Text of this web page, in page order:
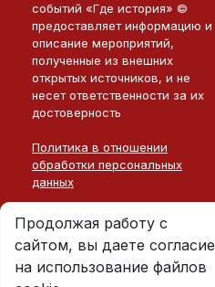
событий «Где история» ©
предоставляет информацию и
описание мероприятий,
полученные из внешних
открытых источников, и не
несет ответственности за их
достоверность
Политика в отношении
обработки персональных
данных
Продолжая работу с
сайтом, вы даете согласие
на использование файлов
Москва · 2026